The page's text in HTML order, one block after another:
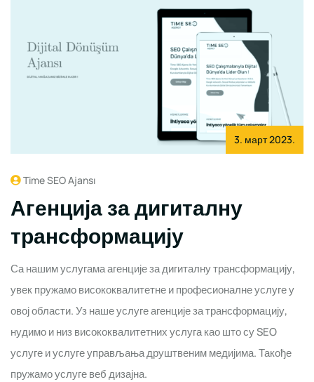
3. март 2023.
Time SEO Ajansı
Агенција за дигиталну
трансформацију
Са нашим услугама агенције за дигиталну трансформацију,
увек пружамо висококвалитетне и професионалне услуге у
овој области. Уз наше услуге агенције за трансформацију,
нудимо и низ висококвалитетних услуга као што су SEO
услуге и услуге управљања друштвеним медијима. Такође
пружамо услуге веб дизајна.